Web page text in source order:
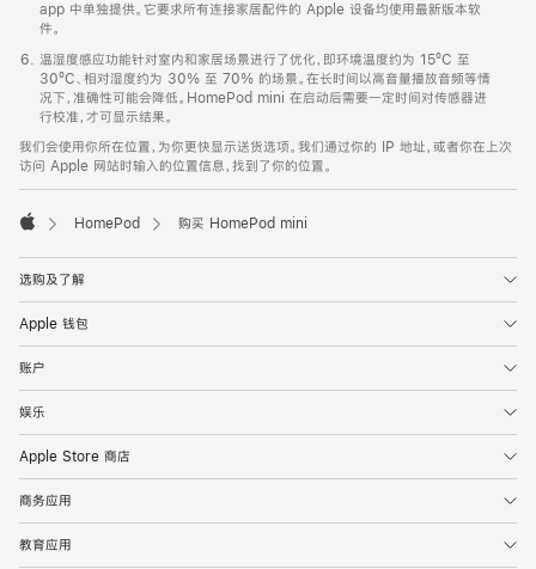
app 中单独提供。它要求所有连接家居配件的 Apple 设备均使用最新版本软
件。
温湿度感应功能针对室内和家居场景进行了优化，即环境温度约为 15ºC 至
30ºC、相对湿度约为 30% 至 70% 的场景。在长时间以高音量播放音频等情
况下，准确性可能会降低。HomePod mini 在启动后需要一定时间对传感器进
行校准，才可显示结果。
我们会使用你所在位置，为你更快显示送货选项。我们通过你的 IP 地址，或者你在上次
访问 Apple 网站时输入的位置信息，找到了你的位置。
HomePod 购买 HomePod mini
选购及了解
Apple 钱包
账户
娱乐
Apple Store 商店
商务应用
教育应用